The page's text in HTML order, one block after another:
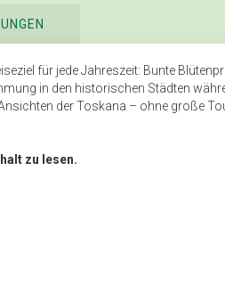
für jede Jahreszeit: Bunte
in den historischen Städten
der Toskana – ohne große
zu lesen.